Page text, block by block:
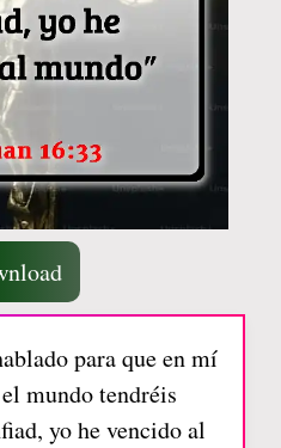
para que en mí
mundo tendréis
yo he vencido al